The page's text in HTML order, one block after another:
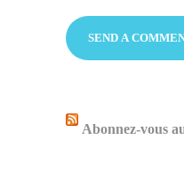
Abonnez-vous